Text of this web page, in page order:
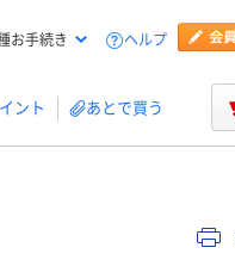
お手続き ヘルプ
ント あとで買う